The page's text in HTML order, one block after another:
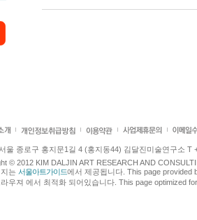
울 종로구 홍지문1길 4 (홍지동44) 김달진미술연구소 T
© 2012 KIM DALJIN ART RESEARCH AND
는 서울아트가이드에서 제공됩니다. This page provided
우져 에서 최적화 되어있습니다. This page optimized